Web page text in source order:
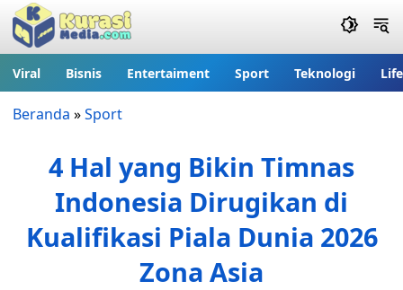
Viral Bisnis Entertaiment Sport Teknologi
Beranda »Sport
4 Hal yang Bikin Timnas
Indonesia Dirugikan di
Kualifikasi Piala Dunia 2026
Zona Asia